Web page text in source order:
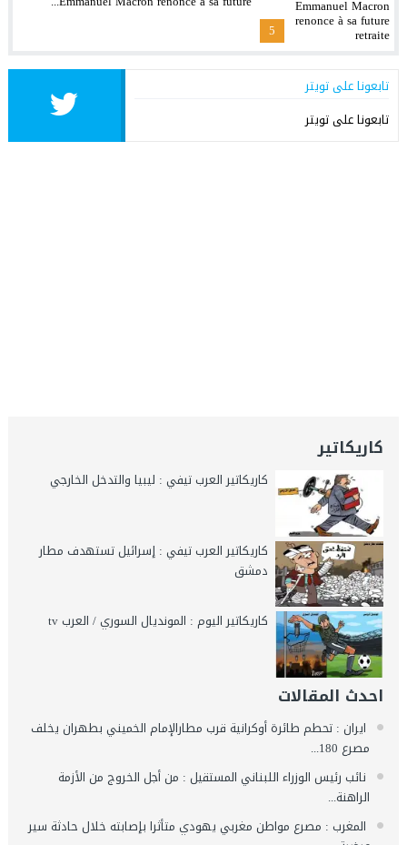
5
تابعونا على تويتر
تابعونا على تويتر
كاريكاتير
كاريكاتير العرب تيفي : ليبيا والتدخل الخارجي
كاريكاتير العرب تيفي : إسرائيل تستهدف مطار
دمشق
كاريكاتير اليوم : المونديال السوري / العرب tv
احدث المقالات
ايران : تحطم طائرة أوكرانية قرب مطارالإمام الخميني بطهران يخلف
مصرع 180...
نائب رئيس الوزراء اللبناني المستقيل : من أجل الخروج من الأزمة
الراهنة...
المغرب : مصرع مواطن مغربي يهودي متأثرا بإصابته خلال حادثة سير